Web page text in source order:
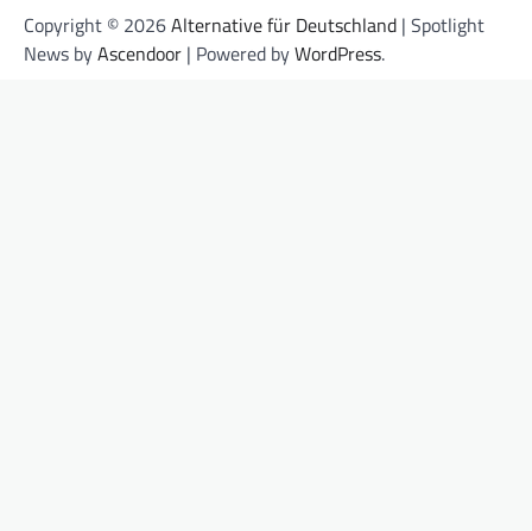
Copyright © 2026Alternative für Deutschland | Spotlight
News byAscendoor | Powered byWordPress.